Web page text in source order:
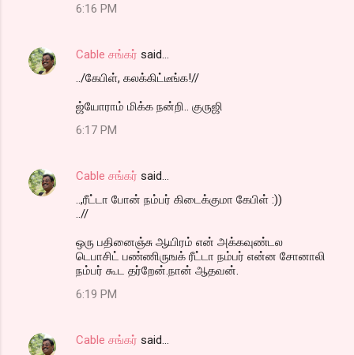
6:16 PM
Cable சங்கர் said…
../கேபிள், கலக்கிட்டீங்க!//
ஜ்யோராம் மிக்க நன்றி.. குருஜி
6:17 PM
Cable சங்கர் said…
..,ரீட்டா போன் நம்பர் கிடைக்குமா கேபிள் :))
..//
ஒரு பதினைஞ்சு ஆயிரம் என் அக்கவுண்டல
டெபாசிட் பண்ணிருஙக் ரீட்டா நம்பர் என்ன சோனாலி
நம்பர் கூட தர்றேன்.நான் ஆதவன்.
6:19 PM
Cable சங்கர் said…